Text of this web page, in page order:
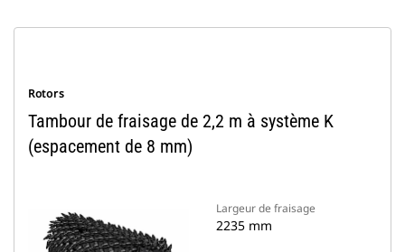
Rotors
Tambour de fraisage de 2,2 m à système K
(espacement de 8 mm)
Largeur de fraisage
2235 mm